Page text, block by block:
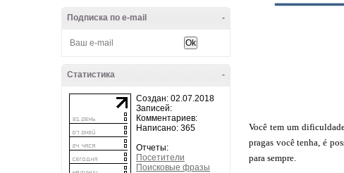
-
Подписка по e-mail
-
Статистика
Создан: 02.07.2018
Записей:
Комментариев:
Написано: 365
Отчеты:
Посетители
Поисковые фразы
Você tem um
pragas você tenha, é
para sempre.